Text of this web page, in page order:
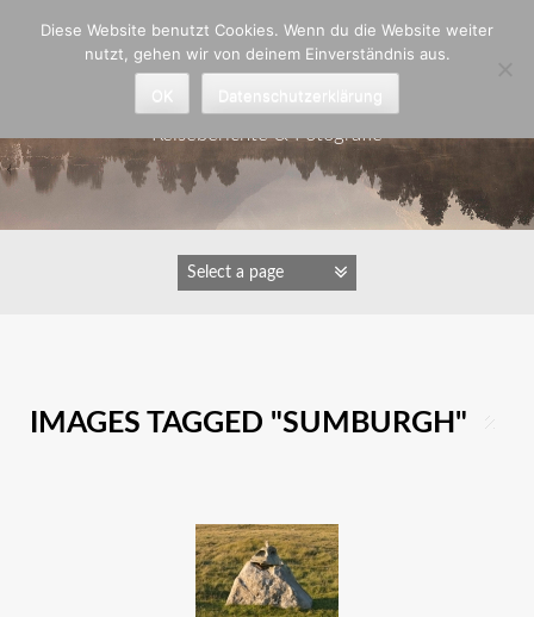
Astrid Padberg
Reiseberichte & Fotografie
IMAGES TAGGED "SUMBURGH"
Diese Website benutzt Cookies. Wenn du die Website weiter
nutzt, gehen wir von deinem Einverständnis aus.